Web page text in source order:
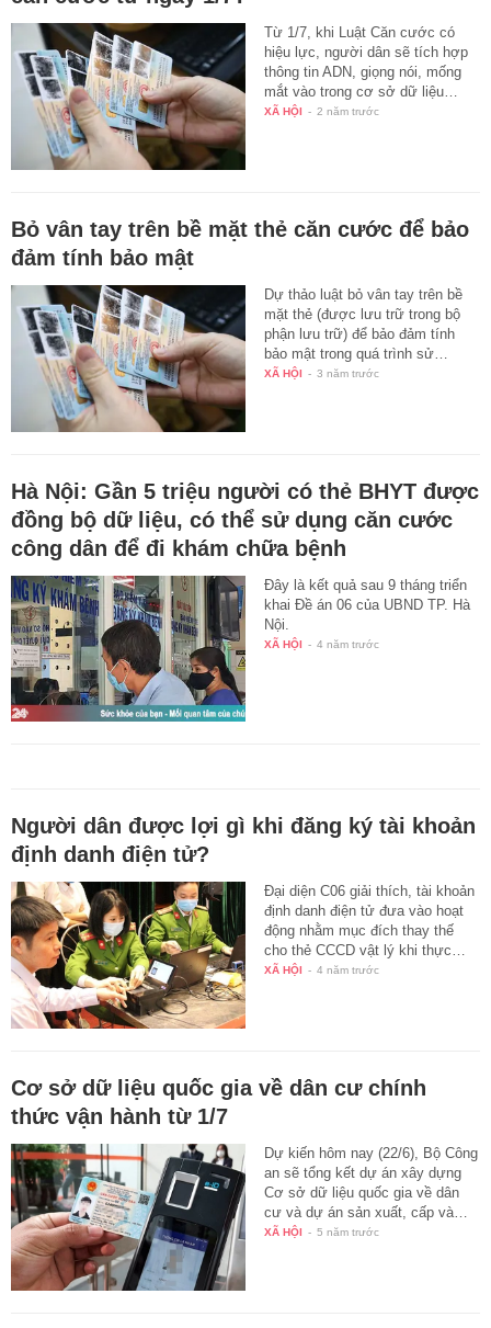
Từ 1/7, khi Luật Căn cước có
hiệu lực, người dân sẽ tích hợp
thông tin ADN, giọng nói, mống
mắt vào trong cơ sở dữ liệu…
XÃ HỘI - 2 năm trước
Bỏ vân tay trên bề mặt thẻ căn cước để bảo
đảm tính bảo mật
Dự thảo luật bỏ vân tay trên bề
mặt thẻ (được lưu trữ trong bộ
phận lưu trữ) để bảo đảm tính
bảo mật trong quá trình sử…
XÃ HỘI - 3 năm trước
Hà Nội: Gần 5 triệu người có thẻ BHYT được
đồng bộ dữ liệu, có thể sử dụng căn cước
công dân để đi khám chữa bệnh
Đây là kết quả sau 9 tháng triển
khai Đề án 06 của UBND TP. Hà
Nội.
XÃ HỘI - 4 năm trước
Người dân được lợi gì khi đăng ký tài khoản
định danh điện tử?
Đại diện C06 giải thích, tài khoản
định danh điện tử đưa vào hoạt
động nhằm mục đích thay thế
cho thẻ CCCD vật lý khi thực…
XÃ HỘI - 4 năm trước
Cơ sở dữ liệu quốc gia về dân cư chính
thức vận hành từ 1/7
Dự kiến hôm nay (22/6), Bộ Công
an sẽ tổng kết dự án xây dựng
Cơ sở dữ liệu quốc gia về dân
cư và dự án sản xuất, cấp và…
XÃ HỘI - 5 năm trước